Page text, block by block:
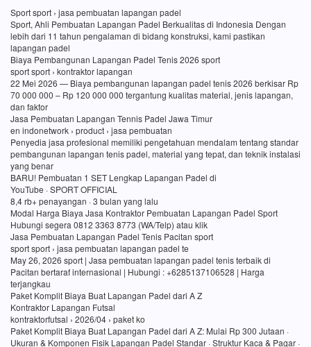
Sport sport › jasa pembuatan lapangan padel
Sport, Ahli Pembuatan Lapangan Padel Berkualitas di Indonesia Dengan
lebih dari 11 tahun pengalaman di bidang konstruksi, kami pastikan
lapangan padel
Biaya Pembangunan Lapangan Padel Tenis 2026 sport
sport sport › kontraktor lapangan
22 Mei 2026 — Biaya pembangunan lapangan padel tenis 2026 berkisar Rp
70 000 000 – Rp 120 000 000 tergantung kualitas material, jenis lapangan,
dan faktor
Jasa Pembuatan Lapangan Tennis Padel Jawa Timur
en indonetwork › product › jasa pembuatan
Penyedia jasa profesional memiliki pengetahuan mendalam tentang standar
pembangunan lapangan tenis padel, material yang tepat, dan teknik instalasi
yang benar
BARU! Pembuatan 1 SET Lengkap Lapangan Padel di
YouTube · SPORT OFFICIAL
8,4 rb+ penayangan · 3 bulan yang lalu
Modal Harga Biaya Jasa Kontraktor Pembuatan Lapangan Padel Sport
Hubungi segera 0812 3363 8773 (WA/Telp) atau klik
Jasa Pembuatan Lapangan Padel Tenis Pacitan sport
sport sport › jasa pembuatan lapangan padel te
May 26, 2026 sport | Jasa pembuatan lapangan padel tenis terbaik di
Pacitan bertaraf internasional | Hubungi : +6285137106528 | Harga
terjangkau
Paket Komplit Biaya Buat Lapangan Padel dari A Z
Kontraktor Lapangan Futsal
kontraktorfutsal › 2026/04 › paket ko
Paket Komplit Biaya Buat Lapangan Padel dari A Z: Mulai Rp 300 Jutaan ·
Ukuran & Komponen Fisik Lapangan Padel Standar · Struktur Kaca & Pagar ·